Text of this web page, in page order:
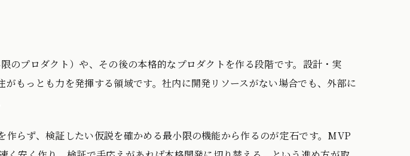
のプロダクト）や、その後の本格的なプロダクトを作る段階です。設計・実
もっとも力を発揮する領域です。社内に開発リソースがない場合でも、外部に
作らず、検証したい仮説を確かめる最小限の機能から作るのが定石です。MVP